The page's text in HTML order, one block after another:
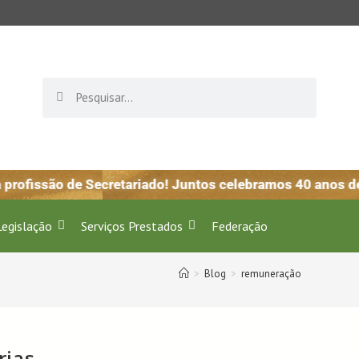
de Secretariado! Juntos celebramos 40 anos
Serviços Prestados Federação
> Blog > remuneração